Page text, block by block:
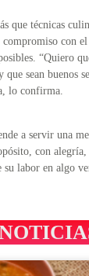
que técnicas
con
“Quiero
sean buenos
lo confirma.
a servir una
con
labor en algo